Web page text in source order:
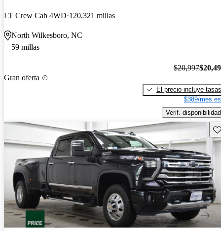
LT Crew Cab 4WD 120,321 millas
North Wilkesboro, NC
59 millas
Gran oferta
$20,997
El precio incluye tasas
$389/mes
Verif. disponibilidad